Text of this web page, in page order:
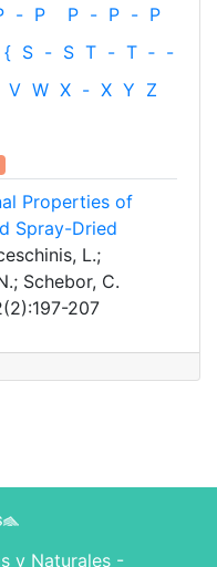
- P P - P - P
{ S - S T - T ‐ -
V W X - X Y Z
Properties of
Spray-Dried
L.;
Schebor, C.
207
y Naturales -